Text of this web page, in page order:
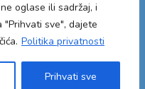
oglase ili sadržaj, i
"Prihvati sve", dajete
Politika privatnosti
Prihvati sve
Srbije